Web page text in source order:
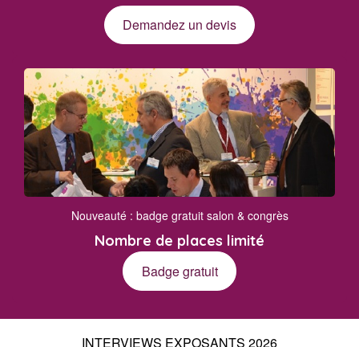
Demandez un devis
Nouveauté : badge gratuit salon & congrès
Nombre de places limité
Badge gratuit
INTERVIEWS EXPOSANTS 2026